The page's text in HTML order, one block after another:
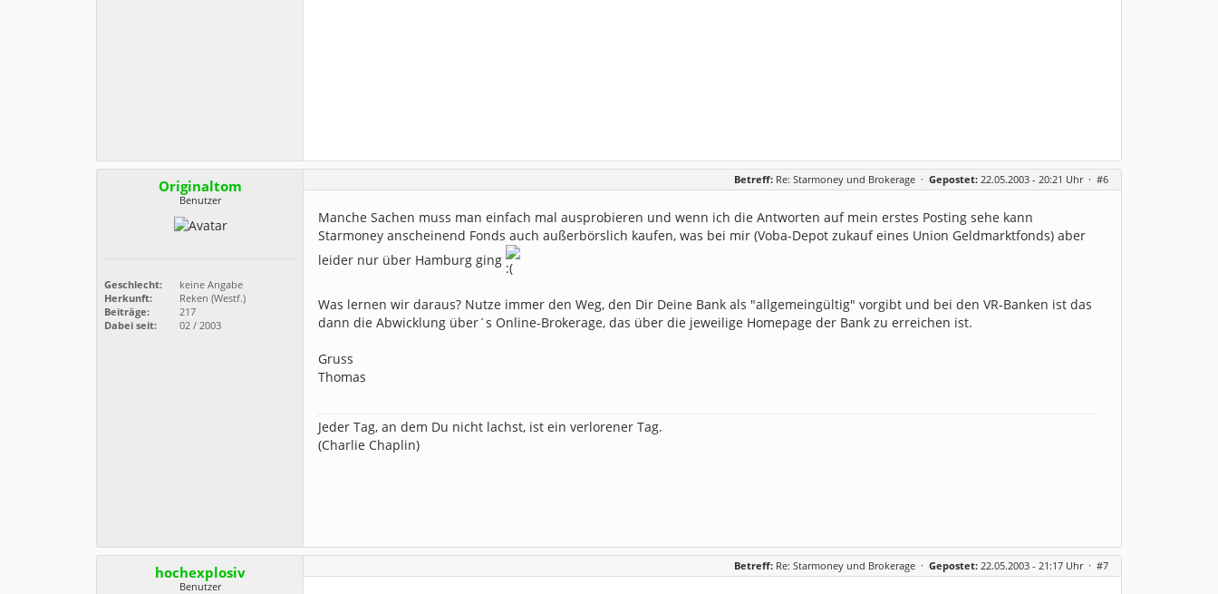
Originaltom
Benutzer
Geschlecht:
keine Angabe
Herkunft:
Reken (Westf.)
Beiträge:
217
Dabei seit:
02 / 2003
Betreff: Re: Starmoney und Brokerage · Gepostet: 22.05.2003 - 20:21 Uhr · #6
Manche Sachen muss man einfach mal ausprobieren und wenn ich die Antworten auf mein erstes Posting sehe kann
Starmoney anscheinend Fonds auch außerbörslich kaufen, was bei mir (Voba-Depot zukauf eines Union Geldmarktfonds) aber
leider nur über Hamburg ging
Was lernen wir daraus? Nutze immer den Weg, den Dir Deine Bank als "allgemeingültig" vorgibt und bei den VR-Banken ist das
dann die Abwicklung über´s Online-Brokerage, das über die jeweilige Homepage der Bank zu erreichen ist.
Gruss
Thomas
Jeder Tag, an dem Du nicht lachst, ist ein verlorener Tag.
(Charlie Chaplin)
hochexplosiv
Benutzer
Betreff: Re: Starmoney und Brokerage · Gepostet: 22.05.2003 - 21:17 Uhr · #7